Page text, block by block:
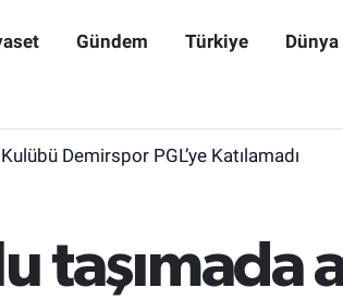
Gündem Türkiye Dünya
Demirspor PGL’ye Katılamadı
taşımada